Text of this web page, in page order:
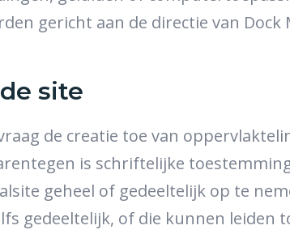
gericht aan de directie van Dock
site
de creatie toe van
is schriftelijke
geheel of gedeeltelijk op te
gedeeltelijk, of die kunnen leiden